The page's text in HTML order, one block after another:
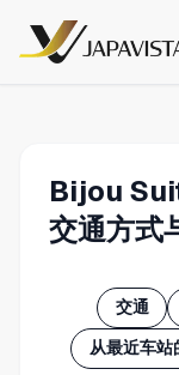
Bijou
交通方式
交通
从最近车站